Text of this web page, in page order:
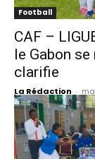
Football
CAF –
le Gabon
clarifie
La Rédaction -